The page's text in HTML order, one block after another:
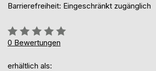
Barrierefreiheit: Eingeschränkt zugänglich
Bewertung::
0%
0 Bewertungen
erhältlich als: